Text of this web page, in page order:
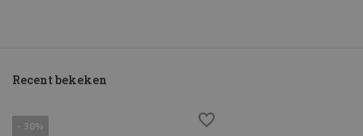
Recent bekeken
- 38%